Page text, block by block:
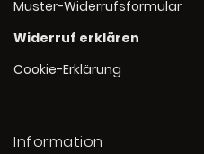
Muster-Widerrufsformular
Widerruf erklären
Cookie-Erklärung
Information